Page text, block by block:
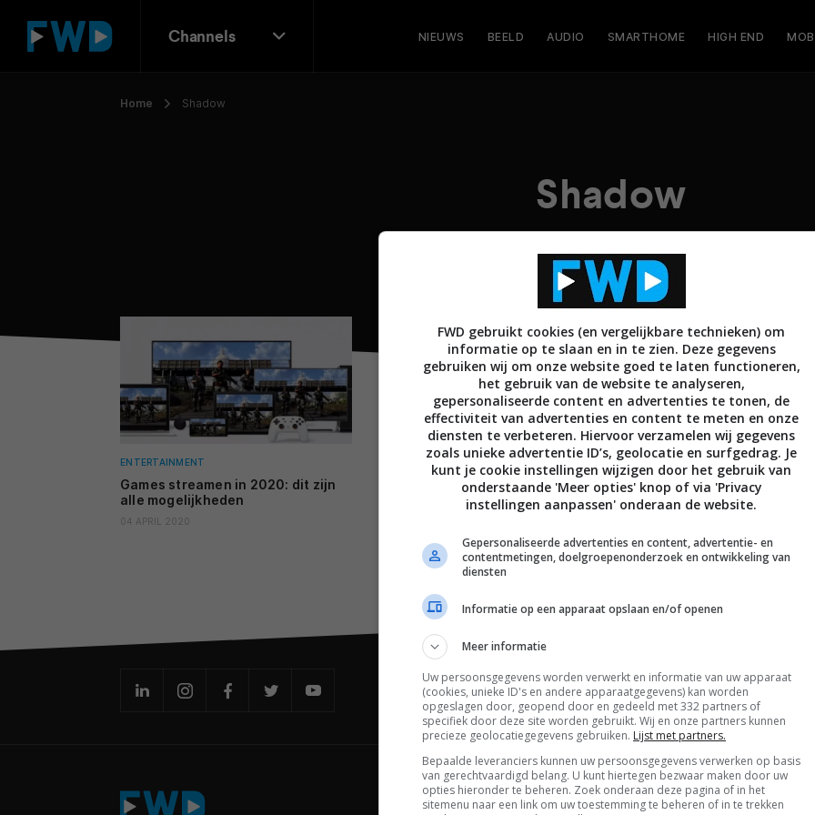
Channels NIEUWS BEELD AUDIO SMARTHOME HIGH END
Home Shadow
Shadow
ENTERTAINMENT
Games streamen in 2020: dit zijn
alle mogelijkheden
04 APRIL 2020
De laatste updates in je mailbox
Channels
FWD gebruikt cookies (en vergelijkbare technieken) om
informatie op te slaan en in te zien. Deze gegevens
gebruiken wij om onze website goed te laten functioneren,
het gebruik van de website te analyseren,
gepersonaliseerde content en advertenties te tonen, de
effectiviteit van advertenties en content te meten en onze
diensten te verbeteren. Hiervoor verzamelen wij gegevens
zoals unieke advertentie ID’s, geolocatie en surfgedrag. Je
kunt je cookie instellingen wijzigen door het gebruik van
onderstaande 'Meer opties' knop of via 'Privacy
instellingen aanpassen' onderaan de website.
Gepersonaliseerde advertenties en content, advertentie- en
contentmetingen, doelgroepenonderzoek en ontwikkeling van
diensten
Informatie op een apparaat opslaan en/of openen
Meer informatie
Uw persoonsgegevens worden verwerkt en informatie van uw apparaat
(cookies, unieke ID's en andere apparaatgegevens) kan worden
opgeslagen door, geopend door en gedeeld met 332 partners of
specifiek door deze site worden gebruikt. Wij en onze partners kunnen
precieze geolocatiegegevens gebruiken. Lijst met partners.
Bepaalde leveranciers kunnen uw persoonsgegevens verwerken op basis
van gerechtvaardigd belang. U kunt hiertegen bezwaar maken door uw
opties hieronder te beheren. Zoek onderaan deze pagina of in het
sitemenu naar een link om uw toestemming te beheren of in te trekken